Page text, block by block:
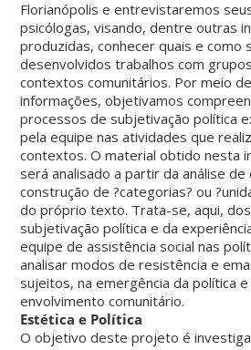
Florianópolis e entrevistaremos
psicólogas, visando, dentre outras
produzidas, conhecer quais e como
desenvolvidos trabalhos com
contextos comunitários. Por meio
informações, objetivamos
processos de subjetivação política
pela equipe nas atividades que
contextos. O material obtido nesta
será analisado a partir da análise de
construção de ?categorias? ou
do próprio texto. Trata-se, aqui,
subjetivação política e da
equipe de assistência social nas
analisar modos de resistência e
sujeitos, na emergência da política
envolvimento comunitário.
Estética e Política
O objetivo deste projeto é